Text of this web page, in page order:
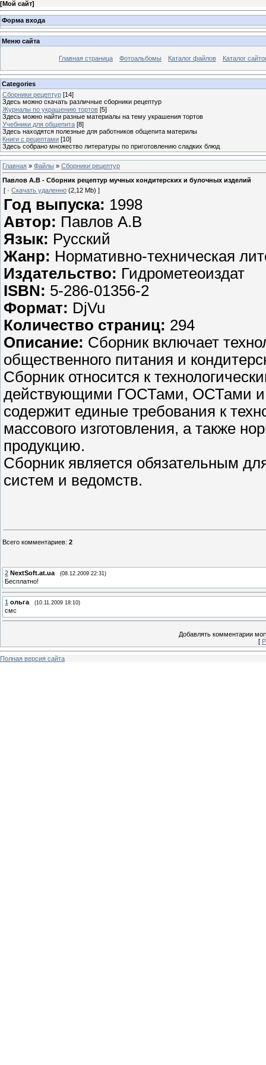
[Мой сайт]
Форма входа
Меню сайта
Главная страница Фотоальбомы Каталог файлов Каталог
Categories
Сборники рецептур [14]
Здесь можно скачать различные сборники рецептур
Журналы по украшению тортов [5]
Здесь можно найти разные материалы на тему украшения тортов
Учебники для общепита [8]
Здесь находятся полезные для работников общепита материлы
Книги с рецептами [10]
Здесь собрано множество литературы по приготовлению сладких блюд
Главная » Файлы » Сборники рецептур
Павлов А.В - Сборник рецептур мучных кондитерских и булочных изделий
[ · Скачать удаленно (2,12 Mb) ]
Год выпуска: 1998
Автор: Павлов А.В
Язык: Русский
Жанр: Нормативно-техническая
Издательство: Гидрометеоиздат
ISBN: 5-286-01356-2
Формат: DjVu
Количество страниц: 294
Описание: Сборник включает
общественного питания и
Сборник относится к
действующими ГОСТами, ОСТами и
содержит единые требования к
массового изготовления, а также
продукцию.
Сборник является обязательным
систем и ведомств.
Всего комментариев: 2
2 NextSoft.at.ua (08.12.2009 22:31)
Бесплатно!
1 ольга (10.11.2009 18:10)
смс
Добавлять комментарии
[
Полная версия сайта